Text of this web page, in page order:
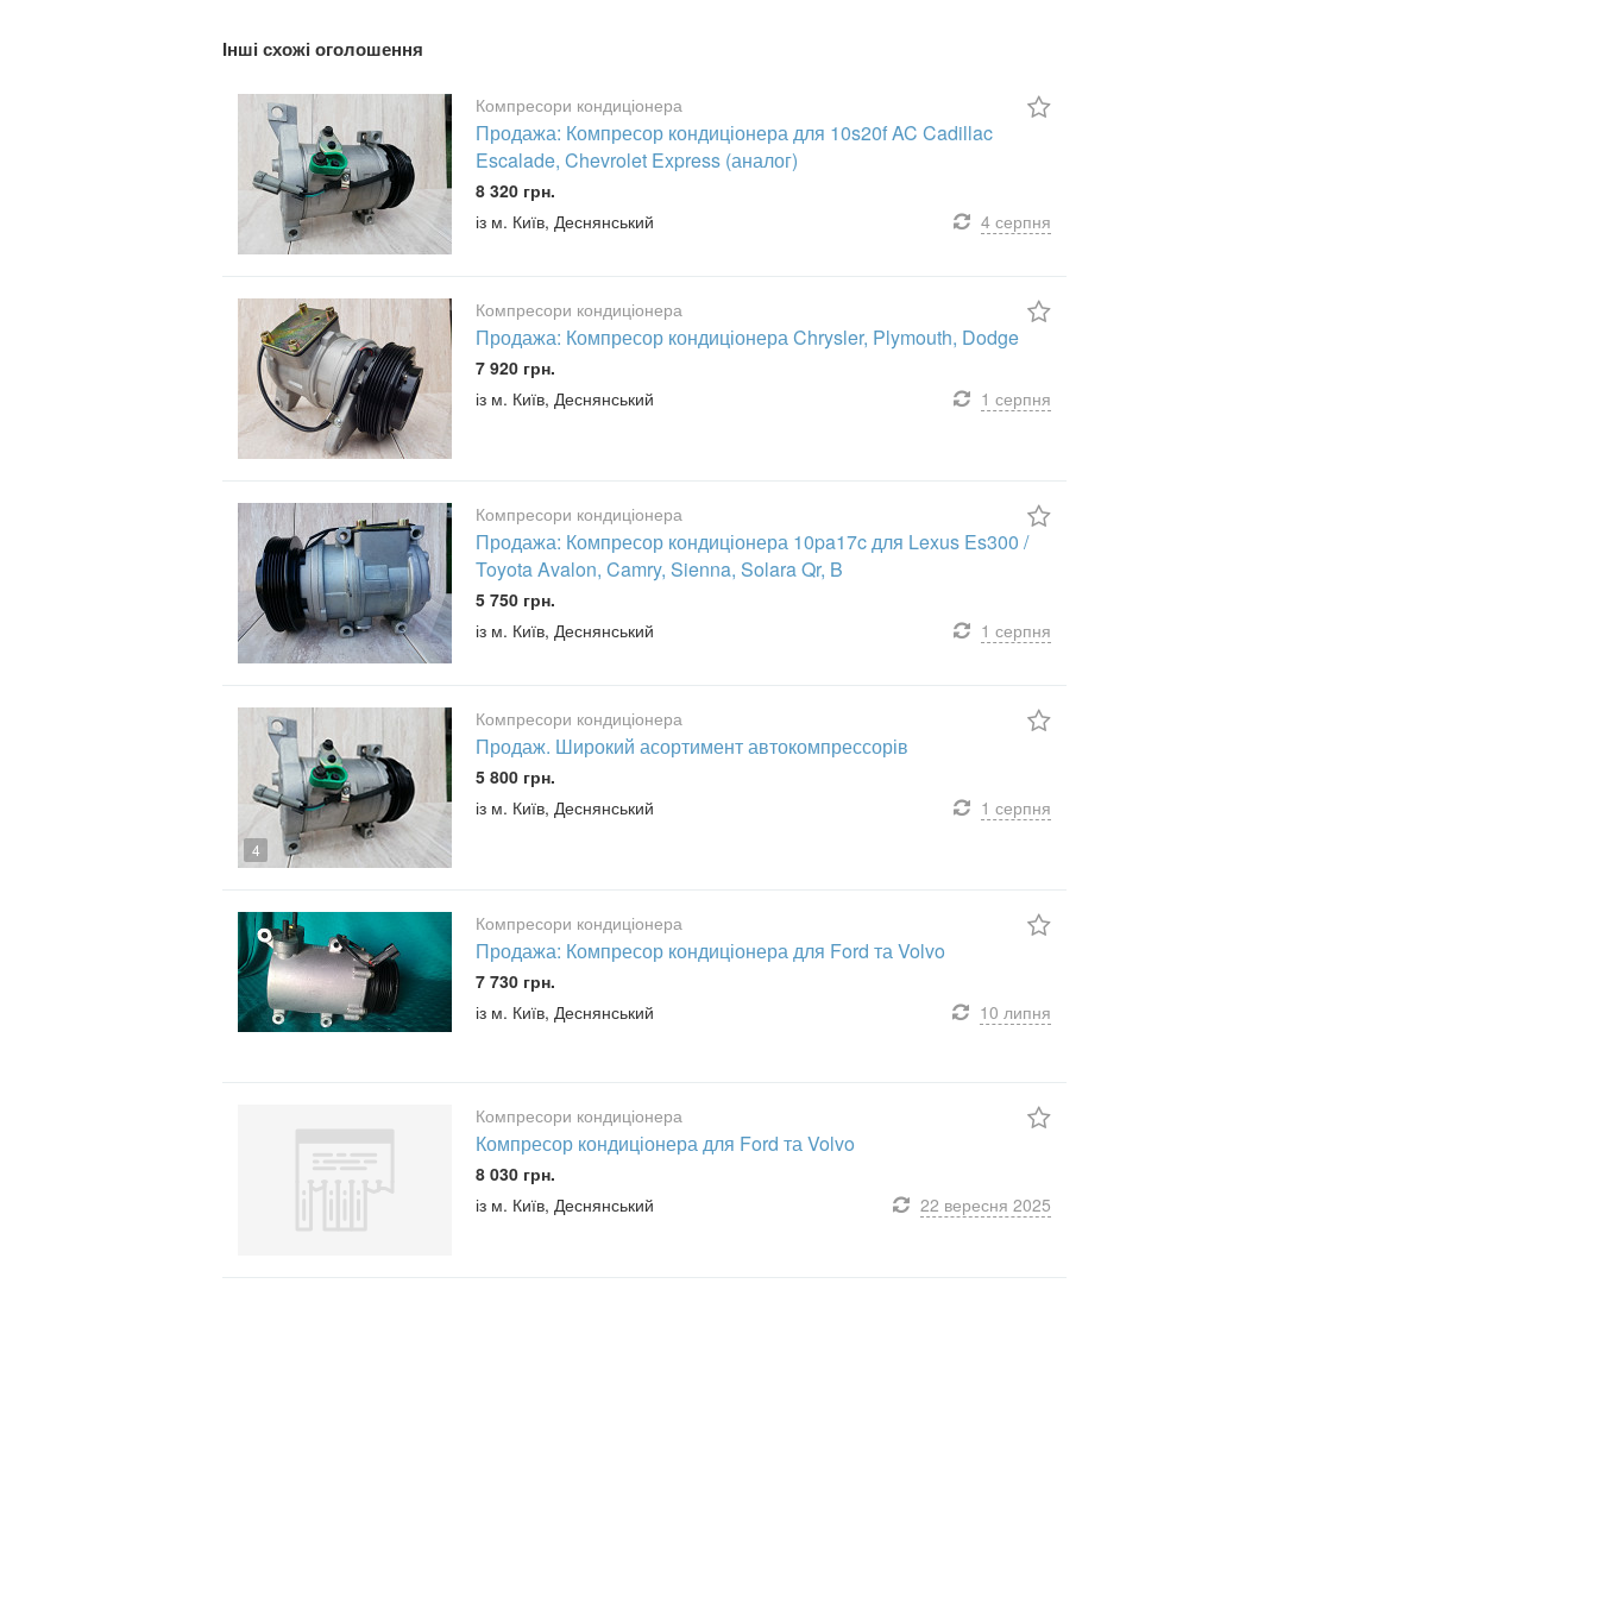
Інші схожі оголошення
Компресори кондиціонера
Продажа: Компресор кондиціонера для 10s20f AC Cadillac
Escalade, Chevrolet Express (аналог)
8 320 грн.
із м. Київ, Деснянський
4 серпня
Компресори кондиціонера
Продажа: Компресор кондиціонера Chrysler, Plymouth, Dodge
7 920 грн.
із м. Київ, Деснянський
1 серпня
Компресори кондиціонера
Продажа: Компресор кондиціонера 10pa17c для Lexus Es300 /
Toyota Avalon, Camry, Sienna, Solara Qr, B
5 750 грн.
із м. Київ, Деснянський
1 серпня
4
Компресори кондиціонера
Продаж. Широкий асортимент автокомпрессорів
5 800 грн.
із м. Київ, Деснянський
1 серпня
Компресори кондиціонера
Продажа: Компресор кондиціонера для Ford та Volvo
7 730 грн.
із м. Київ, Деснянський
10 липня
Компресори кондиціонера
Компресор кондиціонера для Ford та Volvo
8 030 грн.
із м. Київ, Деснянський
22 вересня 2025